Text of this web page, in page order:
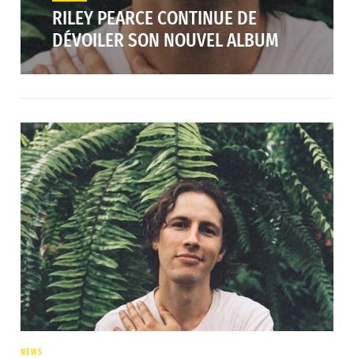
RILEY PEARCE CONTINUE DE
DÉVOILER SON NOUVEL ALBUM
NEWS